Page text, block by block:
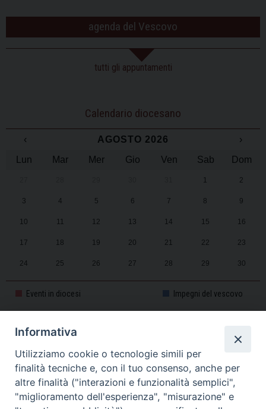
agenda del Vescovo
tutti gli appuntamenti
Calendario diocesano
‹ AGOSTO 2026
›
Lun
Mar Mer Gio Ven Sab Dom
1 2
3 4 5 6 7 8 9
10 11 12 13 14 15 16
17 18 19 20 21 22 23
24 25 26 27 28 29 30
Eventi in diocesi Impegni del vescovo
CALENDARIO PASTORALE 2025-2026
Informativa
Utilizziamo cookie o tecnologie simili per
finalità tecniche e, con il tuo consenso, anche per
altre finalità ("interazioni e funzionalità semplici",
"miglioramento dell'esperienza", "misurazione" e